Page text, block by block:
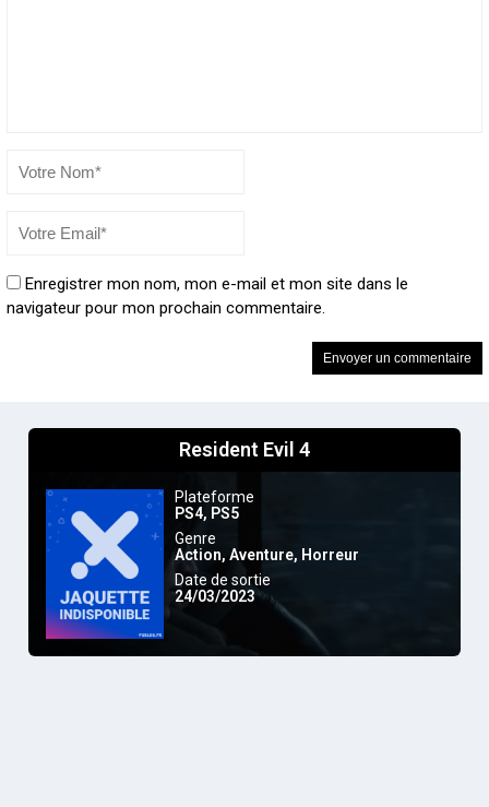
Enregistrer mon nom, mon e-mail et mon site dans le
navigateur pour mon prochain commentaire.
Resident Evil 4
Plateforme
PS4, PS5
Genre
Action, Aventure, Horreur
Date de sortie
24/03/2023